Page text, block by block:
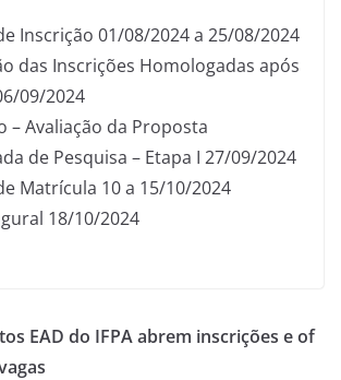
Inscrição 01/08/2024 a 25/08/2024
das Inscrições Homologadas após
09/2024
– Avaliação da Proposta
de Pesquisa – Etapa I 27/09/2024
Matrícula 10 a 15/10/2024
18/10/2024
EAD do IFPA abrem inscrições e of